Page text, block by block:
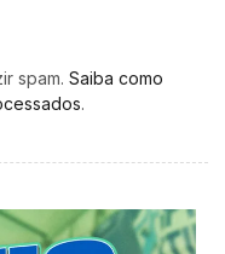
spam. Saiba como
.